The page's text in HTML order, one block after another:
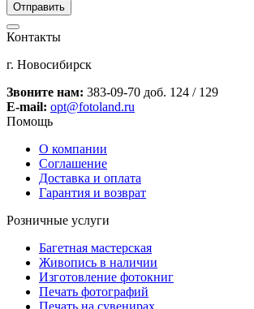
Контакты
г. Новосибирск
Звоните нам: 383-09-70 доб. 124 / 129
E-mail: opt@fotoland.ru
Помощь
О компании
Соглашение
Доставка и оплата
Гарантия и возврат
Розничные услуги
Багетная мастерская
Живопись в наличии
Изготовление фотокниг
Печать фотографий
Печать на сувенирах